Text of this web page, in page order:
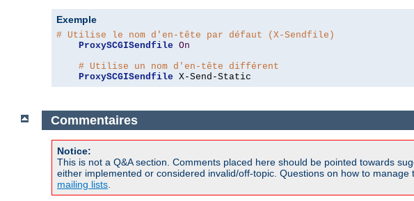
Exemple
# Utilise le nom d'en-tête par défaut (X-Sendfile)
ProxySCGISendfile On
# Utilise un nom d'en-tête différent
ProxySCGISendfile X-Send-Static
Commentaires
Notice:
This is not a Q&A section. Comments placed here should be pointed towards
either implemented or considered invalid/off-topic. Questions on how to
mailing lists.